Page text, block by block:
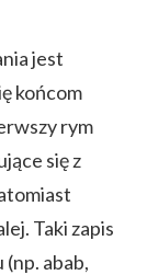
jest
końcom
rym
się z
Taki zapis
abab,